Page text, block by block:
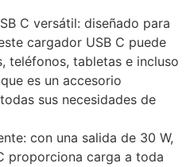
C versátil: diseñado para
cargador USB C puede
teléfonos, tabletas e incluso
es un accesorio
sus necesidades de
con una salida de 30 W,
proporciona carga a toda